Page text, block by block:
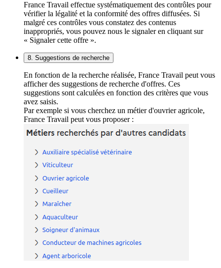
France Travail effectue systématiquement des contrôles pour
vérifier la légalité et la conformité des offres diffusées. Si
malgré ces contrôles vous constatez des contenus
inappropriés, vous pouvez nous le signaler en cliquant sur
« Signaler cette offre ».
8. Suggestions de recherche
En fonction de la recherche réalisée, France Travail peut vous
afficher des suggestions de recherche d'offres. Ces
suggestions sont calculées en fonction des critères que vous
avez saisis.
Par exemple si vous cherchez un métier d'ouvrier agricole,
France Travail peut vous proposer :